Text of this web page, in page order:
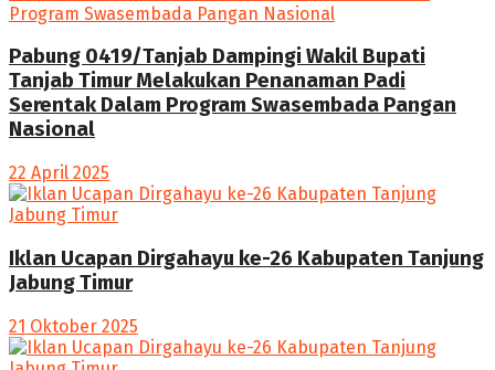
Pabung 0419/Tanjab Dampingi Wakil Bupati
Tanjab Timur Melakukan Penanaman Padi
Serentak Dalam Program Swasembada Pangan
Nasional
22 April 2025
Iklan Ucapan Dirgahayu ke-26 Kabupaten Tanjung
Jabung Timur
21 Oktober 2025